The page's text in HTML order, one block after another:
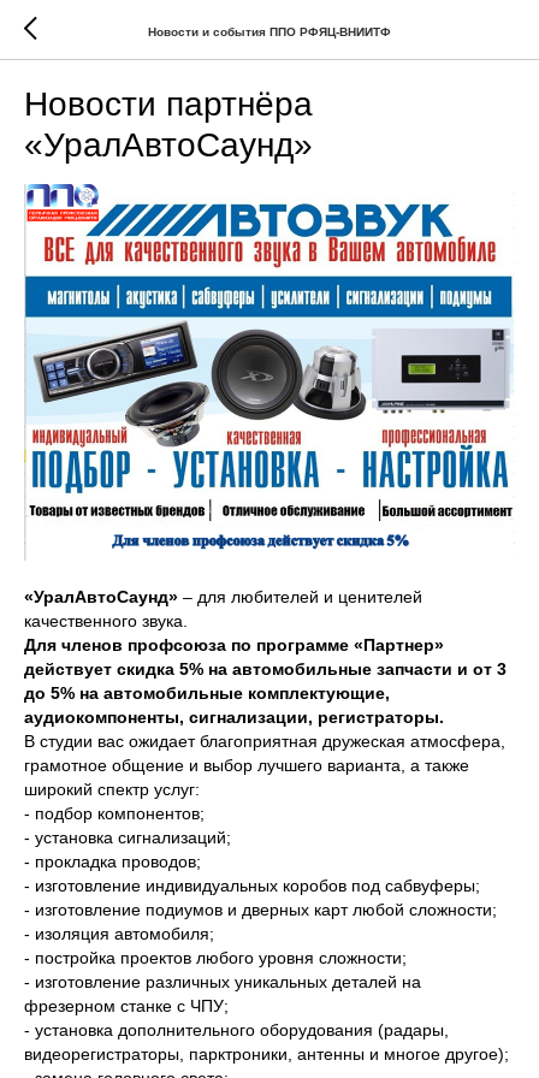
Новости и события ППО РФЯЦ-ВНИИТФ
Новости партнёра
«УралАвтоСаунд»
«УралАвтоСаунд» – для любителей и ценителей
качественного звука.
Для членов профсоюза по программе «Партнер»
действует скидка 5% на автомобильные запчасти и от 3
до 5% на автомобильные комплектующие,
аудиокомпоненты, сигнализации, регистраторы.
В студии вас ожидает благоприятная дружеская атмосфера,
грамотное общение и выбор лучшего варианта, а также
широкий спектр услуг:
- подбор компонентов;
- установка сигнализаций;
- прокладка проводов;
- изготовление индивидуальных коробов под сабвуферы;
- изготовление подиумов и дверных карт любой сложности;
- изоляция автомобиля;
- постройка проектов любого уровня сложности;
- изготовление различных уникальных деталей на
фрезерном станке с ЧПУ;
- установка дополнительного оборудования (радары,
видеорегистраторы, парктроники, антенны и многое другое);